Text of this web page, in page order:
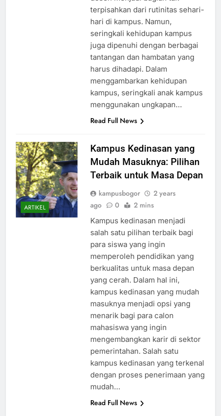
dosen menjadi bagian tak
terpisahkan dari rutinitas sehari-
hari di kampus. Namun,
seringkali kehidupan kampus
juga dipenuhi dengan berbagai
tantangan dan hambatan yang
harus dihadapi. Dalam
menggambarkan kehidupan
kampus, seringkali anak kampus
ARTIKEL
Kampus Kedinasan yang
Mudah Masuknya: Pilihan
Terbaik untuk Masa Depan
kampusbogor
Kampus kedinasan menjadi
salah satu pilihan terbaik bagi
para siswa yang ingin
memperoleh pendidikan yang
berkualitas untuk masa depan
yang cerah. Dalam hal ini,
kampus kedinasan yang mudah
masuknya menjadi opsi yang
menarik bagi para calon
mahasiswa yang ingin
mengembangkan karir di sektor
pemerintahan. Salah satu
kampus kedinasan yang terkenal
dengan proses penerimaan yang